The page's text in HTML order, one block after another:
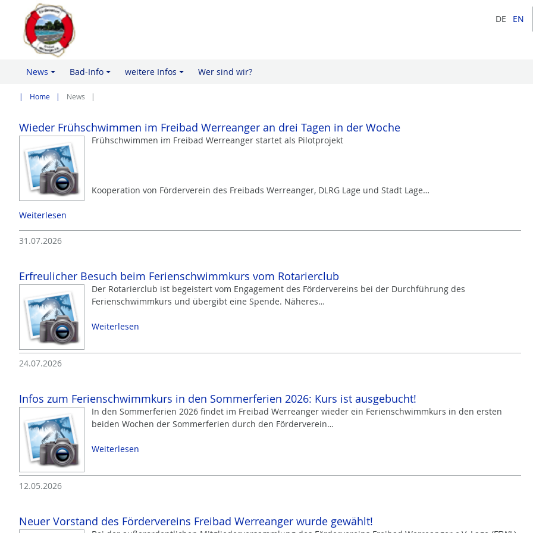
DE EN
News
Bad-Info
weitere Infos Wer sind wir?
Home News
Wieder Frühschwimmen im Freibad Werreanger an drei Tagen in der Woche
Frühschwimmen im Freibad Werreanger startet als Pilotprojekt
Kooperation von Förderverein des Freibads Werreanger, DLRG Lage und Stadt Lage…
Weiterlesen
31.07.2026
Erfreulicher Besuch beim Ferienschwimmkurs vom Rotarierclub
Der Rotarierclub ist begeistert vom Engagement des Fördervereins bei der Durchführung des
Ferienschwimmkurs und übergibt eine Spende. Näheres…
Weiterlesen
24.07.2026
Infos zum Ferienschwimmkurs in den Sommerferien 2026: Kurs ist ausgebucht!
In den Sommerferien 2026 findet im Freibad Werreanger wieder ein Ferienschwimmkurs in den ersten
beiden Wochen der Sommerferien durch den Förderverein…
Weiterlesen
12.05.2026
Neuer Vorstand des Fördervereins Freibad Werreanger wurde gewählt!